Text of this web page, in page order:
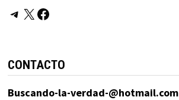
Telegram
X Facebook
CONTACTO
Buscando-la-verdad-@hotmail.com